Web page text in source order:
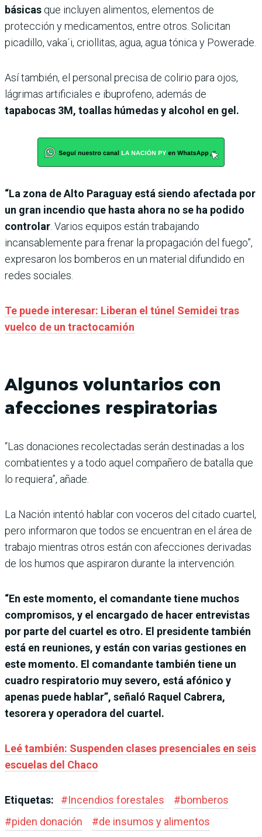
básicas que incluyen alimentos, elementos de
protección y medicamentos, entre otros. Solicitan
picadillo, vaka´i, criollitas, agua, agua tónica y Powerade.
Así también, el personal precisa de colirio para ojos,
lágrimas artificiales e ibuprofeno, además de
tapabocas 3M, toallas húmedas y alcohol en gel.
“La zona de Alto Paraguay está siendo afectada por
un gran incendio que hasta ahora no se ha podido
controlar . Varios equipos están trabajando
incansablemente para frenar la propagación del fuego”,
expresaron los bomberos en un material difundido en
redes sociales.
Te puede interesar: Liberan el túnel Semidei tras
vuelco de un tractocamión
Algunos voluntarios con
afecciones respiratorias
“Las donaciones recolectadas serán destinadas a los
combatientes y a todo aquel compañero de batalla que
lo requiera”, añade.
La Nación intentó hablar con voceros del citado cuartel,
pero informaron que todos se encuentran en el área de
trabajo mientras otros están con afecciones derivadas
de los humos que aspiraron durante la intervención.
“En este momento, el comandante tiene muchos
compromisos, y el encargado de hacer entrevistas
por parte del cuartel es otro. El presidente también
está en reuniones, y están con varias gestiones en
este momento. El comandante también tiene un
cuadro respiratorio muy severo, está afónico y
apenas puede hablar”, señaló Raquel Cabrera,
tesorera y operadora del cuartel.
Leé también: Suspenden clases presenciales en seis
escuelas del Chaco
Etiquetas: #Incendios forestales #bomberos
#piden donación #de insumos y alimentos